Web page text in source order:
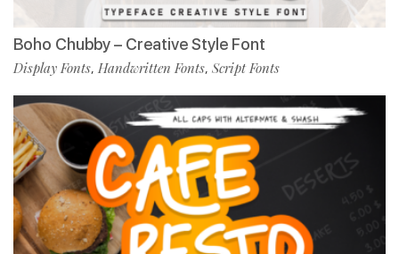
Boho Chubby – Creative Style Font
Display Fonts, Handwritten Fonts, Script Fonts